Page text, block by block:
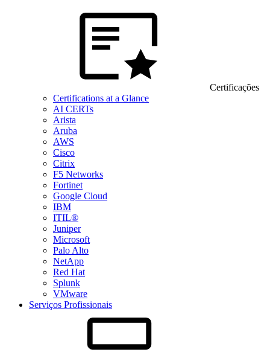
Certificações
Certifications at a Glance
AI CERTs
Arista
Aruba
AWS
Cisco
Citrix
F5 Networks
Fortinet
Google Cloud
IBM
ITIL®
Juniper
Microsoft
Palo Alto
NetApp
Red Hat
Splunk
VMware
Serviços Profissionais